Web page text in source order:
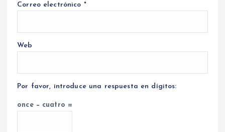
Correo electrónico *
Web
Por favor, introduce una respuesta en dígitos:
once − cuatro =